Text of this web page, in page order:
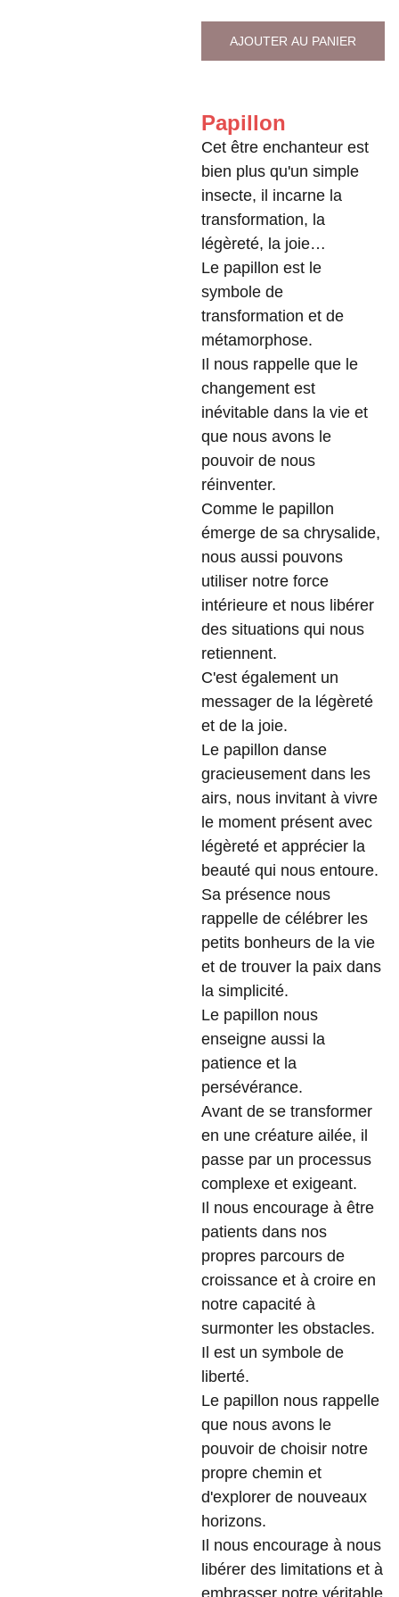
AJOUTER AU PANIER
Papillon
Cet être enchanteur est
bien plus qu'un simple
insecte, il incarne la
transformation, la
légèreté, la joie…
Le papillon est le
symbole de
transformation et de
métamorphose.
Il nous rappelle que le
changement est
inévitable dans la vie et
que nous avons le
pouvoir de nous
réinventer.
Comme le papillon
émerge de sa chrysalide,
nous aussi pouvons
utiliser notre force
intérieure et nous libérer
des situations qui nous
retiennent.
C'est également un
messager de la légèreté
et de la joie.
Le papillon danse
gracieusement dans les
airs, nous invitant à vivre
le moment présent avec
légèreté et apprécier la
beauté qui nous entoure.
Sa présence nous
rappelle de célébrer les
petits bonheurs de la vie
et de trouver la paix dans
la simplicité.
Le papillon nous
enseigne aussi la
patience et la
persévérance.
Avant de se transformer
en une créature ailée, il
passe par un processus
complexe et exigeant.
Il nous encourage à être
patients dans nos
propres parcours de
croissance et à croire en
notre capacité à
surmonter les obstacles.
Il est un symbole de
liberté.
Le papillon nous rappelle
que nous avons le
pouvoir de choisir notre
propre chemin et
d'explorer de nouveaux
horizons.
Il nous encourage à nous
libérer des limitations et à
embrasser notre véritable